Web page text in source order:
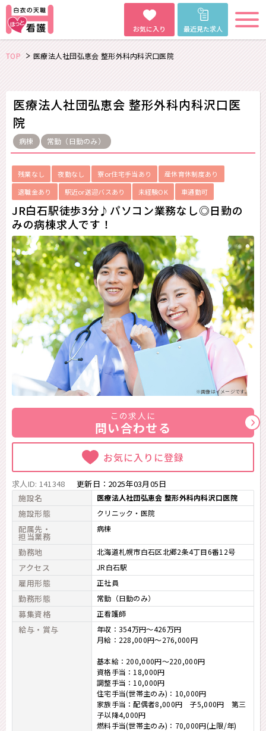
お気に入り 最近見た求人
TOP 医療法人社団弘恵会 整形外科内科沢口医院
医療法人社団弘恵会 整形外科内科沢口医
院
病棟 常勤（日勤のみ）
残業なし 夜勤なし 寮or住宅手当あり
産休育休制度あり
退職金あり
駅近or送迎バスあり 未経験OK 車通勤可
JR白石駅徒歩3分♪パソコン業務なし◎日勤の
みの病棟求人です！
※画像はイメージです。
この求人に
問い合わせる
お気に入りに登録
求人ID: 141348 更新日： 2025年03月05日
施設名
医療法人社団弘恵会 整形外科内科沢口医院
施設形態 クリニック・医院
配属先・
担当業務
病棟
勤務地 北海道札幌市白石区北郷2条4丁目6番12号
アクセス JR白石駅
雇用形態 正社員
勤務形態 常勤（日勤のみ）
募集資格 正看護師
給与・賞与
年収：354万円～426万円
月給：228,000円～276,000円
基本給：200,000円～220,000円
資格手当：18,000円
調整手当：10,000円
住宅手当(世帯主のみ)：10,000円
家族手当：配偶者8,000円 子5,000円 第三
子以降4,000円
燃料手当(世帯主のみ)：70,000円(上限/年)